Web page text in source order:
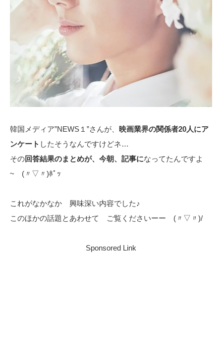
韓国メディア”NEWS１”さんが、 映画業界の関係者20人にア
ンケート したそうなんですけどネ…
その回答結果のまとめが、今朝、記事になってたんですよ
~ (〃▽〃)ﾎﾟｯ
これがなかなか 興味深い内容でした♪
このほかの話題とあわせて ご覧くださいーー (〃▽〃)/
Sponsored Link